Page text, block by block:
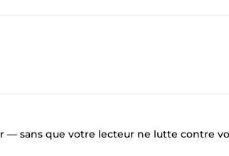
— sans que votre lecteur ne lutte contre